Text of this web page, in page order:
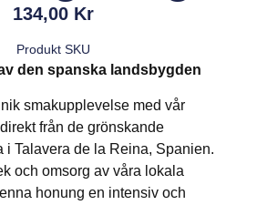
134,00 Kr
Produkt SKU
den spanska landsbygden
smakupplevelse med vår
från de grönskande
i Talavera de la Reina, Spanien.
och omsorg av våra lokala
honung en intensiv och